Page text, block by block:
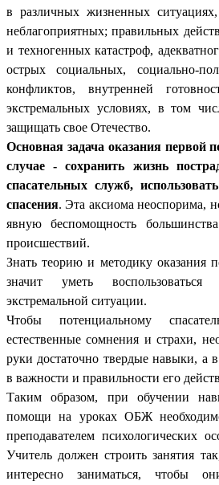
в различных жизненных
неблагоприятных; правильных
и техногенных катастроф,
острых социальных, социально-
конфликтов, внутренней
экстремальных условиях, в том
защищать свое Отечество.
Основная задача оказания первой
случае - сохранить жизнь
спасательных служб,
спасения. Эта аксиома неоспорима,
явную беспомощность
происшествий.
Знать теорию и методику
значит уметь
экстремальной ситуации.
Чтобы потенциальному
естественные сомнения и страхи,
руки достаточно твердые навыки, а
в важности и правильности его
Таким образом, при обучении
помощи на уроках ОБЖ
преподавателем психологических
Учитель должен строить занятия
интересно заниматься, чтобы